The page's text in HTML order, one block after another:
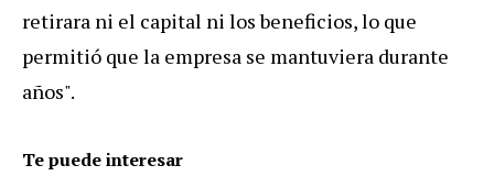
retirara ni el capital ni los beneficios, lo que
permitió que la empresa se mantuviera durante
años".
Te puede interesar